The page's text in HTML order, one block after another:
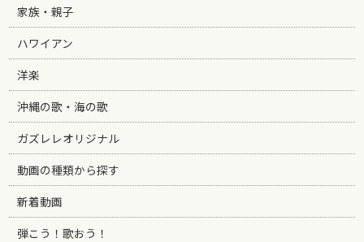
家族・親子
ハワイアン
洋楽
沖縄の歌・海の歌
ガズレレオリジナル
動画の種類から探す
新着動画
弾こう！歌おう！